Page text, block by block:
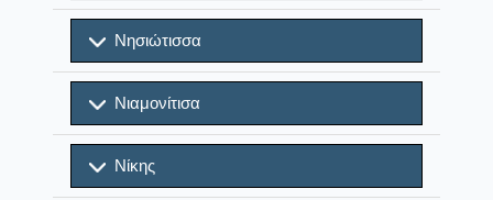
Νησιώτισσα
Νιαμονίτισα
Νίκης